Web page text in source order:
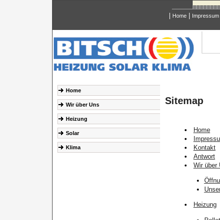
Home Impressum
Home
Wir über Uns
Heizung
Solar
Klima
Sitemap
Home
Kontakt
Antwort
Wir über
Heizung